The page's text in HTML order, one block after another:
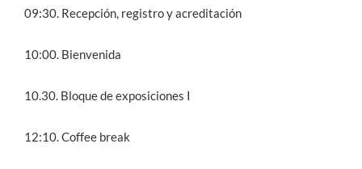
09:30. Recepción, registro y acreditación
10:00. Bienvenida
10.30. Bloque de exposiciones I
12:10. Coffee break